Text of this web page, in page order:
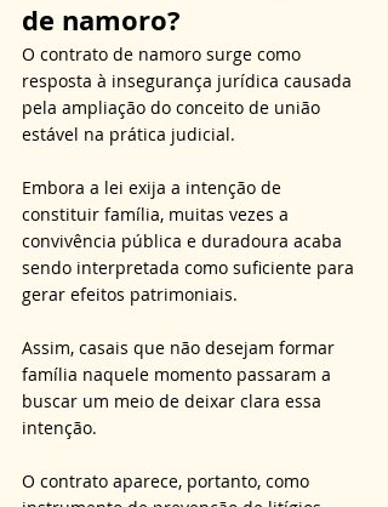
de namoro?
O contrato de namoro surge como
resposta à insegurança jurídica causada
pela ampliação do conceito de união
estável na prática judicial.
Embora a lei exija a intenção de
constituir família, muitas vezes a
convivência pública e duradoura acaba
sendo interpretada como suficiente para
gerar efeitos patrimoniais.
Assim, casais que não desejam formar
família naquele momento passaram a
buscar um meio de deixar clara essa
intenção.
O contrato aparece, portanto, como